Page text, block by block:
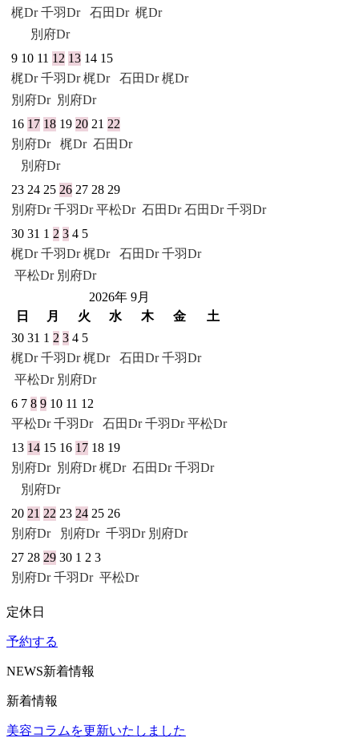
梶Dr 千羽Dr 石田Dr 梶Dr
別府Dr
9 10 11 12 13 14 15
梶Dr 千羽Dr 梶Dr 石田Dr 梶Dr
別府Dr 別府Dr
16 17 18 19 20 21 22
別府Dr
梶Dr 石田Dr
別府Dr
23 24 25 26 27 28 29
別府Dr 千羽Dr 平松Dr 石田Dr 石田Dr 千羽Dr
30 31 1 2 3 4 5
梶Dr 千羽Dr 梶Dr 石田Dr 千羽Dr
平松Dr 別府Dr
2026年 9月
日
月 火 水 木 金
土
30 31 1 2 3 4 5
梶Dr 千羽Dr 梶Dr 石田Dr 千羽Dr
平松Dr 別府Dr
6 7 8 9 10 11 12
平松Dr 千羽Dr 石田Dr 千羽Dr 平松Dr
13 14 15 16 17 18 19
別府Dr 別府Dr 梶Dr 石田Dr 千羽Dr
別府Dr
20 21 22 23 24 25 26
別府Dr
別府Dr 千羽Dr 別府Dr
27 28 29 30 1 2 3
別府Dr 千羽Dr 平松Dr
定休日
予約する
NEWS新着情報
新着情報
美容コラムを更新いたしました